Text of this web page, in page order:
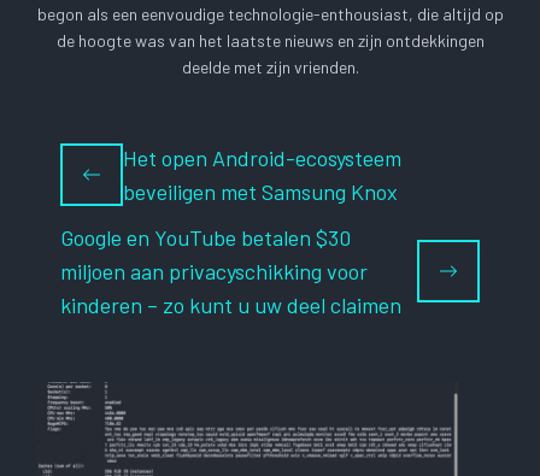
begon als een eenvoudige technologie-enthousiast, die altijd op
de hoogte was van het laatste nieuws en zijn ontdekkingen
deelde met zijn vrienden.
Het open Android-ecosysteem
beveiligen met Samsung Knox
Google en YouTube betalen $30
miljoen aan privacyschikking voor
kinderen – zo kunt u uw deel claimen